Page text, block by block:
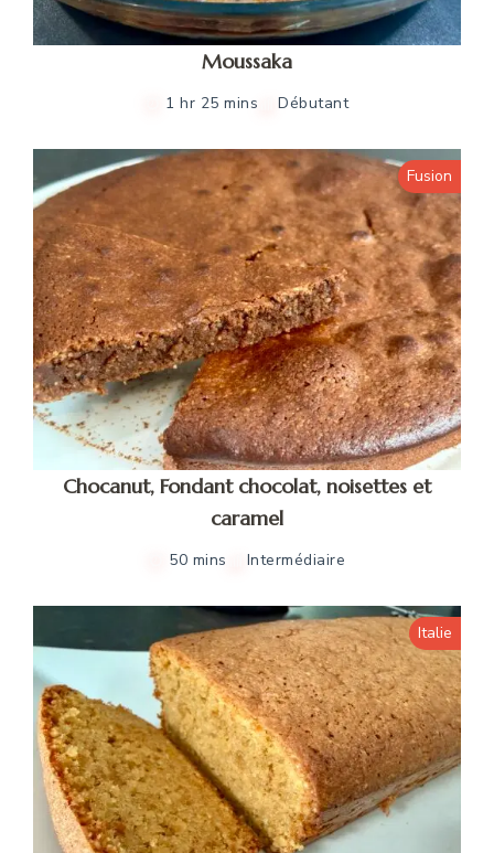
Moussaka
1 hr 25 mins Débutant
Fusion
Chocanut, Fondant chocolat, noisettes et
caramel
50 mins Intermédiaire
Italie